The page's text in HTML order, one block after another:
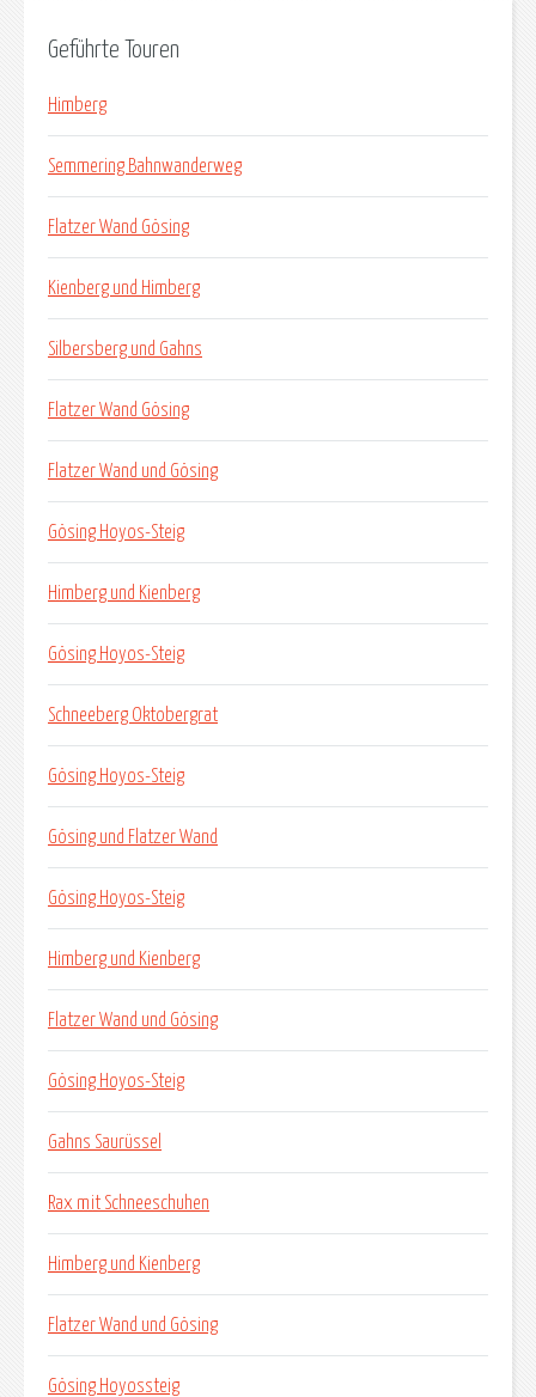
Geführte Touren
Himberg
Semmering Bahnwanderweg
Flatzer Wand Gösing
Kienberg und Himberg
Silbersberg und Gahns
Flatzer Wand Gösing
Flatzer Wand und Gösing
Gösing Hoyos-Steig
Himberg und Kienberg
Gösing Hoyos-Steig
Schneeberg Oktobergrat
Gösing Hoyos-Steig
Gösing und Flatzer Wand
Gösing Hoyos-Steig
Himberg und Kienberg
Flatzer Wand und Gösing
Gösing Hoyos-Steig
Gahns Saurüssel
Rax mit Schneeschuhen
Himberg und Kienberg
Flatzer Wand und Gösing
Gösing Hoyossteig